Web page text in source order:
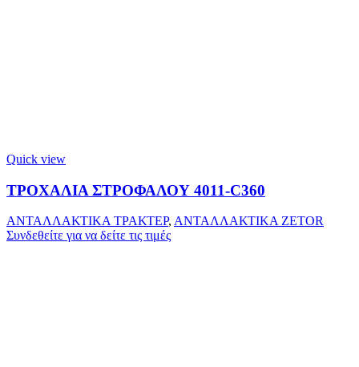
Quick view
ΤΡΟΧΑΛΙΑ ΣΤΡΟΦΑΛΟΥ 4011-C360
ΑΝΤΑΛΛΑΚΤΙΚΑ ΤΡΑΚΤΕΡ, ΑΝΤΑΛΛΑΚΤΙΚΑ ZETOR
Συνδεθείτε για να δείτε τις τιμές